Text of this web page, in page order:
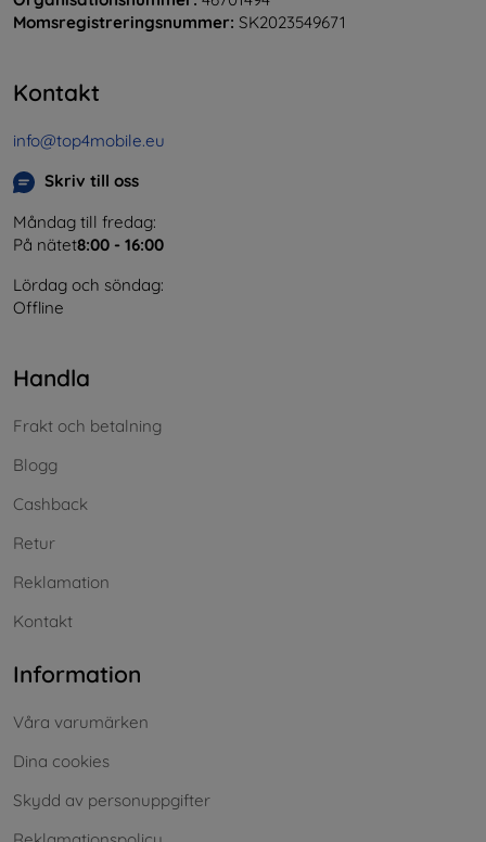
Momsregistreringsnummer: SK2023549671
Kontakt
info@top4mobile.eu
Skriv till oss
Måndag till fredag:
På nätet8:00 - 16:00
Lördag och söndag:
Offline
Handla
Frakt och betalning
Blogg
Cashback
Retur
Reklamation
Kontakt
Information
Våra varumärken
Dina cookies
Skydd av personuppgifter